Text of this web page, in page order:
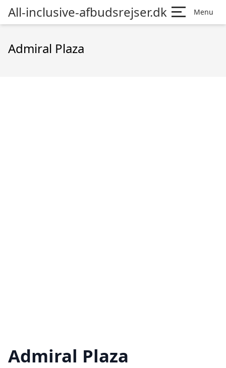
All-inclusive-afbudsrejser.dk Menu
Admiral Plaza
Admiral Plaza